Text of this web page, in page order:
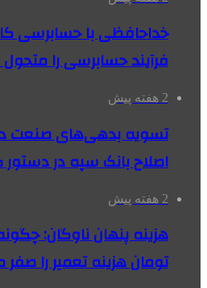
خداحافظی با حسابرسی
فرآیند حسابرسی را
2 هفته پیش
اصلاح بانک سپه در دستور
2 هفته پیش
هزینه پنهان ناوگان:
تومان هزینه تعمیر را